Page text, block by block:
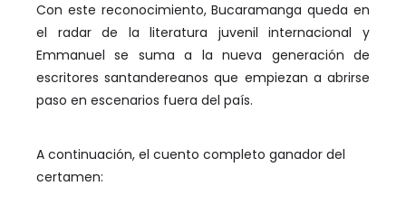
Con este reconocimiento, Bucaramanga queda en
el radar de la literatura juvenil internacional y
Emmanuel se suma a la nueva generación de
escritores santandereanos que empiezan a abrirse
paso en escenarios fuera del país.
A continuación, el cuento completo ganador del
certamen: